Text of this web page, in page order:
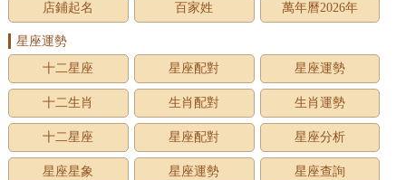
店鋪起名 百家姓 萬年曆2026年
星座運勢
十二星座
星座配對 星座運勢
十二生肖 生肖配對 生肖運勢
十二星座 星座配對 星座分析
星座星象 星座運勢 星座查詢